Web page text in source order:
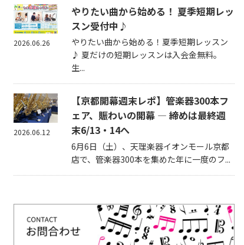
やりたい曲から始める！ 夏季短期レッ
スン受付中♪
やりたい曲から始める！夏季短期レッスン
♪ 夏だけの短期レッスンは入会金無料。
生...
2026.06.26
【京都開幕週末レポ】管楽器300本フ
ェア、賑わいの開幕 — 締めは最終週
末6/13・14へ
6月6日（土）、天理楽器イオンモール京都
店で、管楽器300本を集めた年に一度のフ...
2026.06.12